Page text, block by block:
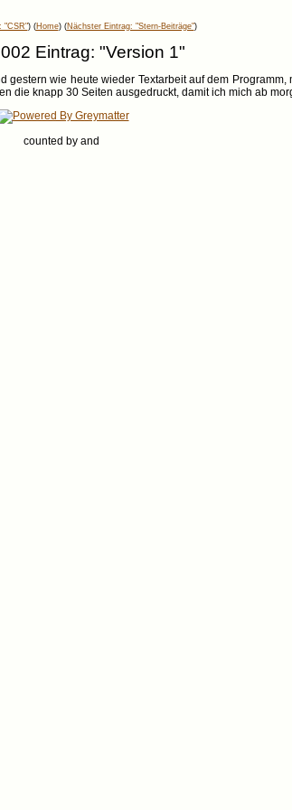
"CSR") (Home) (Nächster Eintrag: "Stern-Beiträge")
Eintrag: "Version 1"
wie heute wieder Textarbeit auf dem
die knapp 30 Seiten ausgedruckt, damit ich mich ab
counted by and